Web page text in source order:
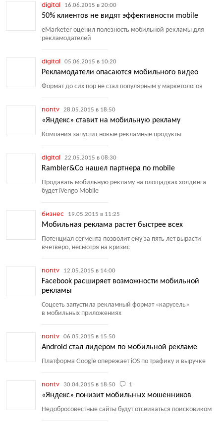
digital 16.06.2015 в 20:00
50% клиентов не видят эффективности mobile
eMarketer оценил полезность мобильной рекламы для
рекламодателей
digital 05.06.2015 в 10:20
Рекламодатели опасаются мобильного видео
Формат до сих пор не стал популярным у маркетологов
nontv 28.05.2015 в 18:50
«Яндекс» ставит на мобильную рекламу
Компания запустит новые рекламные продукты
digital 22.05.2015 в 08:30
Rambler&Co нашел партнера по mobile
Продавать мобильную рекламу на площадках холдинга
будет iVengo Mobile
бизнес 19.05.2015 в 11:25
Мобильная реклама растет быстрее всех
Потенциал сегмента позволит ему за пять лет вырасти
вчетверо, несмотря на кризис
nontv 12.05.2015 в 14:00
Facebook расширяет возможности мобильной
рекламы
Соцсеть запустила рекламный формат «карусель»
в мобильных приложениях
nontv 06.05.2015 в 15:50
Android стал лидером по мобильной рекламе
Платформа Google опережает iOS по трафику и выручке
nontv 30.04.2015 в 18:50 1
«Яндекс» понизит мобильных мошенников
Недобросовестные сайты будут отсеиваться поисковиком